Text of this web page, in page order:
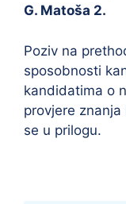
G. Matoša 2.
Poziv na
sposobnosti
kandidatima o
provjere
se u prilogu.